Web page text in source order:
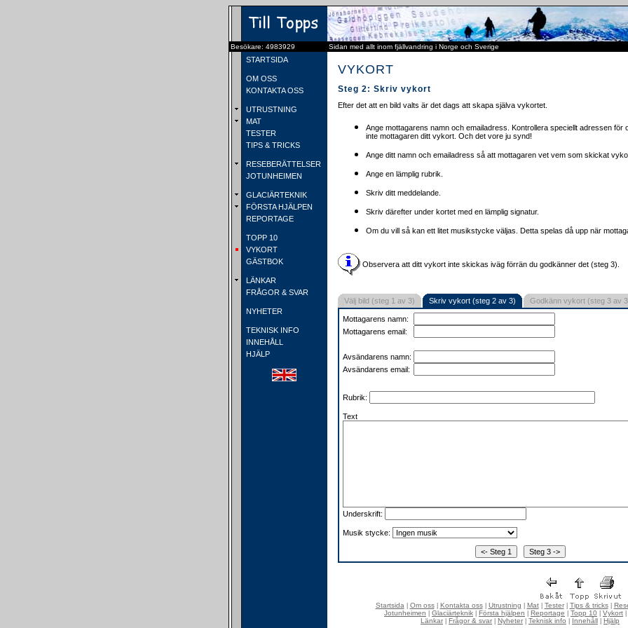
Besökare: 4983929 Sidan med allt inom fjällvandring i Norge och Sverige
STARTSIDA
OM OSS
KONTAKTA OSS
UTRUSTNING
MAT
TESTER
TIPS & TRICKS
RESEBERÄTTELSER
JOTUNHEIMEN
GLACIÄRTEKNIK
FÖRSTA HJÄLPEN
REPORTAGE
TOPP 10
VYKORT
GÄSTBOK
LÄNKAR
FRÅGOR & SVAR
NYHETER
TEKNISK INFO
INNEHÅLL
HJÄLP
VYKORT
Steg 2: Skriv vykort
Efter det att en bild valts är det dags att skapa själva vykortet.
Ange mottagarens namn och emailadress. Kontrollera speciellt adressen för
inte mottagaren ditt vykort. Och det vore ju synd!
Ange ditt namn och emailadress så att mottagaren vet vem som skickat
Ange en lämplig rubrik.
Skriv ditt meddelande.
Skriv därefter under kortet med en lämplig signatur.
Om du vill så kan ett litet musikstycke väljas. Detta spelas då upp när
Observera att ditt vykort inte skickas iväg förrän du godkänner det (steg 3).
Välj bild (steg 1 av 3) Skriv vykort (steg 2 av 3) Godkänn vykort (steg 3 av
Mottagarens namn:
Mottagarens email:
Avsändarens namn:
Avsändarens email:
Rubrik:
Text
Underskrift:
Musik stycke:
Startsida| Om oss| Kontakta oss| Utrustning Mat| Tester| Tips & tricks|
Jotunheimen
Glaciärteknik Första hjälpen Reportage Topp 10 Vykort
Länkar
Frågor & svar Nyheter Teknisk info Innehåll Hjälp